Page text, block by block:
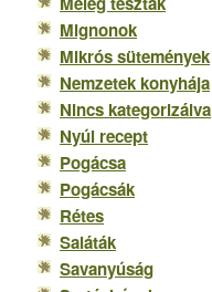
Mignonok
Mikrós sütemények
Nemzetek konyhája
Nincs kategorizálva
Nyúl recept
Pogácsa
Pogácsák
Rétes
Saláták
Savanyúság